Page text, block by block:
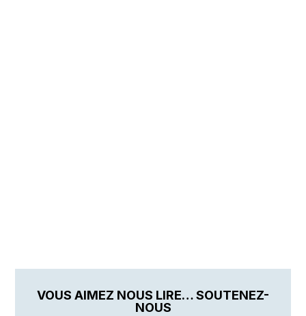
VOUS AIMEZ NOUS LIRE… SOUTENEZ-
NOUS